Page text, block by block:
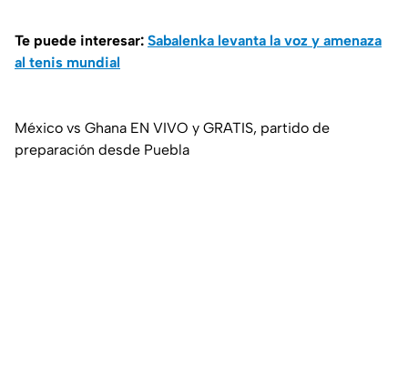
Te puede interesar: Sabalenka levanta la voz y amenaza
al tenis mundial
México vs Ghana EN VIVO y GRATIS, partido de
preparación desde Puebla